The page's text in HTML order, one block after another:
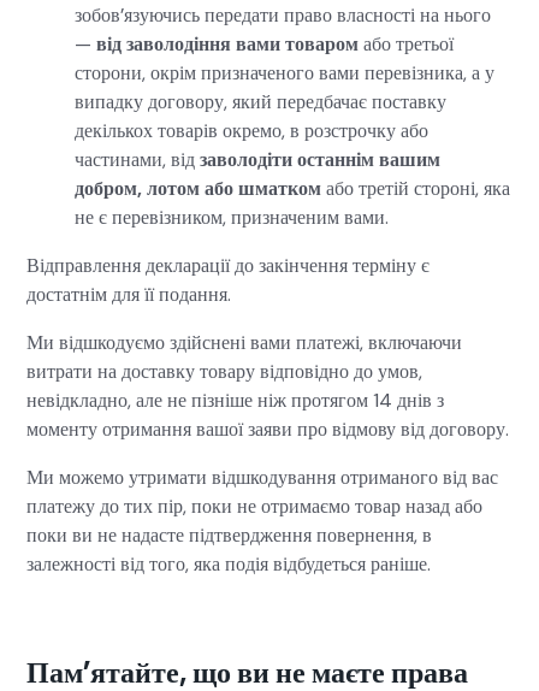
зобов’язуючись передати право власності на нього
—від заволодіння вами товаромабо третьої
сторони, окрім призначеного вами перевізника, а у
випадку договору, який передбачає поставку
декількох товарів окремо, в розстрочку або
частинами, відзаволодіти останнім вашим
добром, лотом або шматкомабо третій стороні, яка
не є перевізником, призначеним вами.
Відправлення декларації до закінчення терміну є
достатнім для її подання.
Ми відшкодуємо здійснені вами платежі, включаючи
витрати на доставку товару відповідно до умов,
невідкладно, але не пізніше ніж протягом 14 днів з
моменту отримання вашої заяви про відмову від договору.
Ми можемо утримати відшкодування отриманого від вас
платежу до тих пір, поки не отримаємо товар назад або
поки ви не надасте підтвердження повернення, в
залежності від того, яка подія відбудеться раніше.
Пам’ятайте, що ви не маєте права